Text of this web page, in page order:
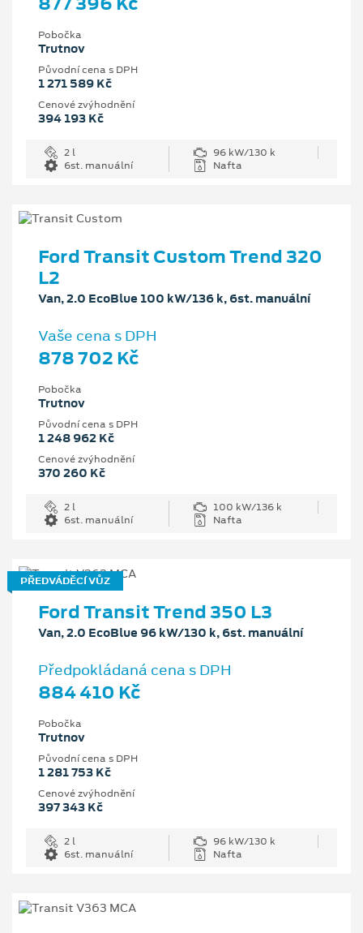
Pobočka
Trutnov
Původní cena s DPH
1 271 589 Kč
Cenové zvýhodnění
394 193 Kč
2 l
96 kW/130 k
6st. manuální
Nafta
Ford Transit Custom Trend 320
L2
Van, 2.0 EcoBlue 100 kW/136 k, 6st. manuální
Vaše cena s DPH
878 702 Kč
Pobočka
Trutnov
Původní cena s DPH
1 248 962 Kč
Cenové zvýhodnění
370 260 Kč
2 l
100 kW/136 k
6st. manuální
Nafta
PŘEDVÁDĚCÍ VŮZ
Ford Transit Trend 350 L3
Van, 2.0 EcoBlue 96 kW/130 k, 6st. manuální
Předpokládaná cena s DPH
884 410 Kč
Pobočka
Trutnov
Původní cena s DPH
1 281 753 Kč
Cenové zvýhodnění
397 343 Kč
2 l
96 kW/130 k
6st. manuální
Nafta